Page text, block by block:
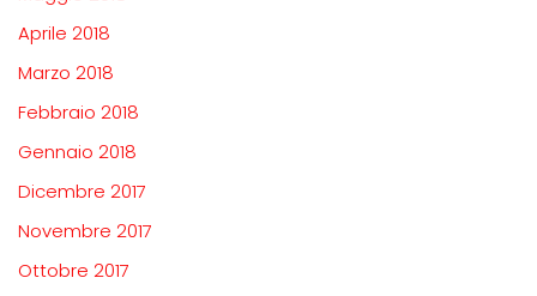
Aprile 2018
Marzo 2018
Febbraio 2018
Gennaio 2018
Dicembre 2017
Novembre 2017
Ottobre 2017